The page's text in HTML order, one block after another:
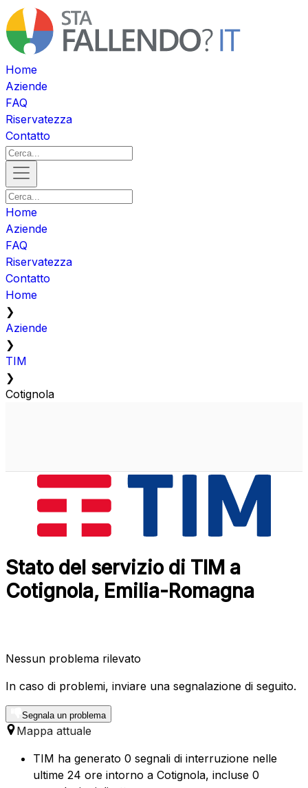
Home
Aziende
FAQ
Riservatezza
Contatto
Home
Aziende
FAQ
Riservatezza
Contatto
Home
❯
Aziende
❯
TIM
❯
Cotignola
Stato del servizio di TIM a
Cotignola, Emilia-Romagna
Nessun problema rilevato
In caso di problemi, inviare una segnalazione di seguito.
Segnala un problema
Mappa attuale
TIM ha generato 0 segnali di interruzione nelle
ultime 24 ore intorno a Cotignola, incluse 0